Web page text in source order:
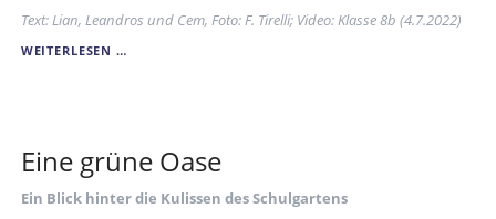
Text: Lian, Leandros und Cem, Foto: F. Tirelli; Video: Klasse 8b (4.7.2022)
WEITERLESEN …
Eine grüne Oase
Ein Blick hinter die Kulissen des Schulgartens